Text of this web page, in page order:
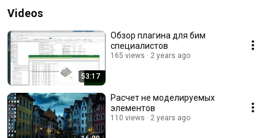
Videos
53:17
Обзор плагина для бим
специалистов
165 views 2 years ago
Расчет не моделируемых
элементов
110 views 2 years ago